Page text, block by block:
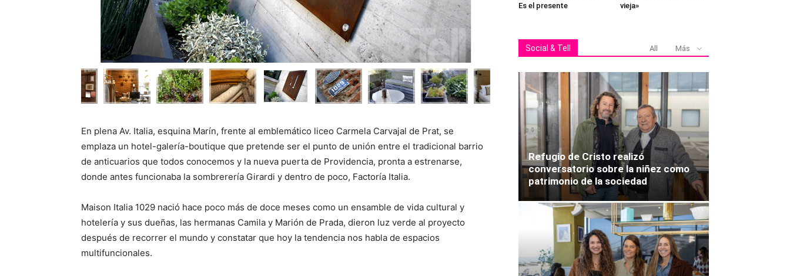
En plena Av. Italia, esquina Marín, frente al emblemático liceo Carmela Carvajal de Prat, se
emplaza un hotel-galería-boutique que pretende ser el punto de unión entre el tradicional barrio
de anticuarios que todos conocemos y la nueva puerta de Providencia, pronta a estrenarse,
donde antes funcionaba la sombrerería Girardi y dentro de poco, Factoría Italia.
Maison Italia 1029 nació hace poco más de doce meses como un ensamble de vida cultural y
hotelería y sus dueñas, las hermanas Camila y Marión de Prada, dieron luz verde al proyecto
después de recorrer el mundo y constatar que hoy la tendencia nos habla de espacios
multifuncionales.
Es el presente
vieja»
Social & Tell All Más
Refugio de Cristo realizó
conversatorio sobre la niñez como
patrimonio de la sociedad